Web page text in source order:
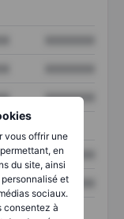
vous offrir une
en
du site, ainsi
et
sociaux.
consentez à
XXXXXXX
XXXXXXX
XXXXXXX